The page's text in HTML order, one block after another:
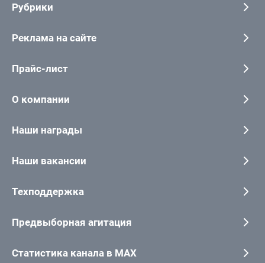
Рубрики
Реклама на сайте
Прайс-лист
О компании
Наши награды
Наши вакансии
Техподдержка
Предвыборная агитация
Статистика канала в MAX